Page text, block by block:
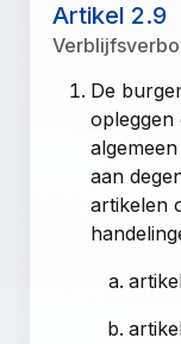
Artikel 2.9
De
aan
artikelen